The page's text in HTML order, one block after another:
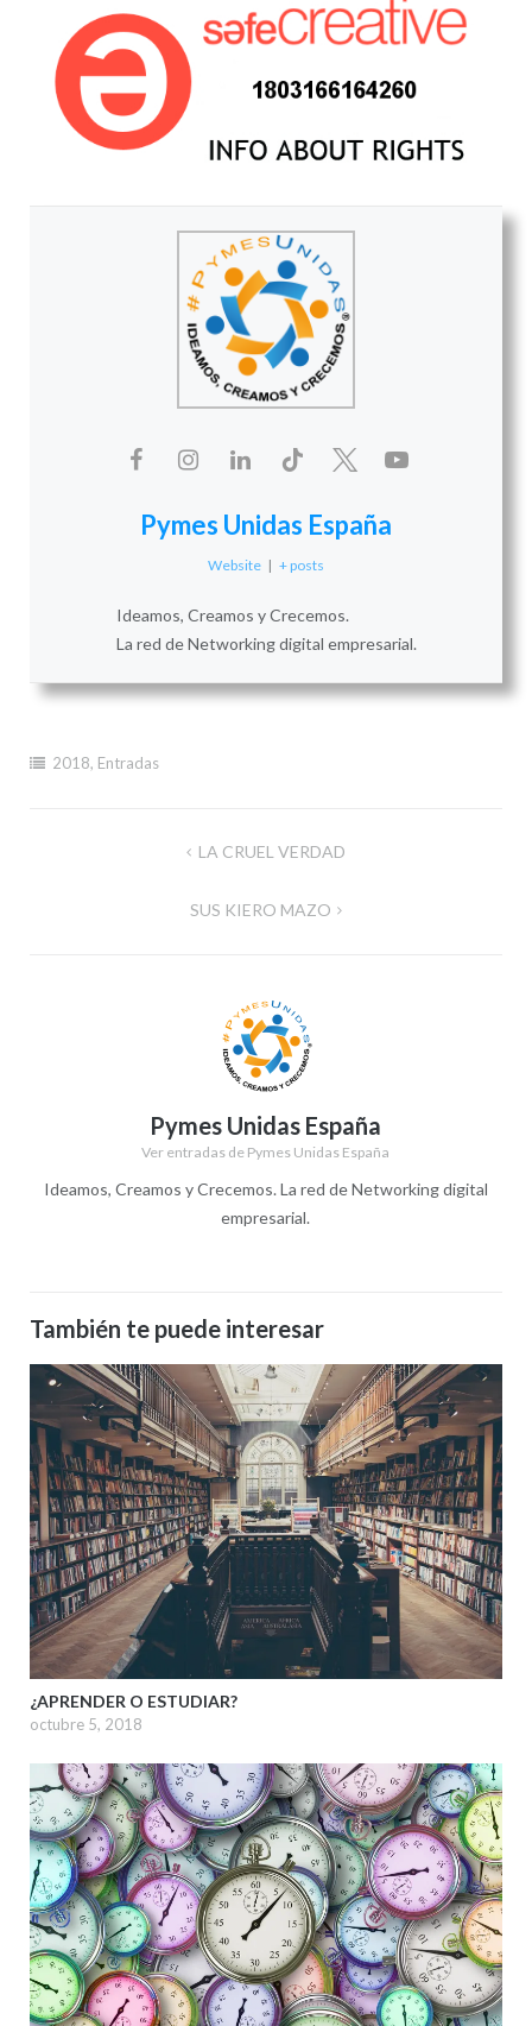
Pymes Unidas España
Website | + posts
Ideamos, Creamos y Crecemos.
La red de Networking digital empresarial.
2018, Entradas
LA CRUEL VERDAD
SUS KIERO MAZO
Pymes Unidas España
Ver entradas de Pymes Unidas España
Ideamos, Creamos y Crecemos. La red de Networking digital
empresarial.
También te puede interesar
¿APRENDER O ESTUDIAR?
octubre 5, 2018